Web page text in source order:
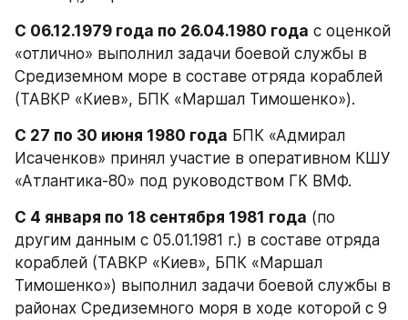
С 06.12.1979 года по 26.04.1980 года с оценкой
«отлично» выполнил задачи боевой службы в
Средиземном море в составе отряда кораблей
(ТАВКР «Киев», БПК «Маршал Тимошенко»).
С 27 по 30 июня 1980 года БПК «Адмирал
Исаченков» принял участие в оперативном КШУ
«Атлантика-80» под руководством ГК ВМФ.
С 4 января по 18 сентября 1981 года (по
другим данным с 05.01.1981 г.) в составе отряда
кораблей (ТАВКР «Киев», БПК «Маршал
Тимошенко») выполнил задачи боевой службы в
районах Средиземного моря в ходе которой с 9